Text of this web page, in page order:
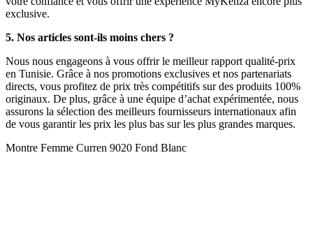
exclusive.
5. Nos articles sont-ils moins chers ?
Nous nous engageons à vous offrir le meilleur rapport qualité-prix
en Tunisie. Grâce à nos promotions exclusives et nos partenariats
directs, vous profitez de prix très compétitifs sur des produits 100%
originaux. De plus, grâce à une équipe d’achat expérimentée, nous
assurons la sélection des meilleurs fournisseurs internationaux afin
de vous garantir les prix les plus bas sur les plus grandes marques.
Montre Femme Curren 9020 Fond Blanc